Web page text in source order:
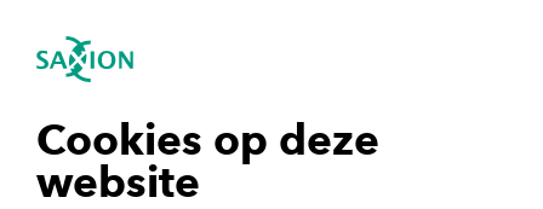
Cookies op deze
website
Open navigation
subnavigation
subnavigation
navigation
Jobalert
Footer
Home Over Saxion
Werken bij Saxion
Working at Saxion